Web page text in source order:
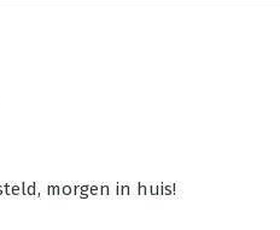
morgen in huis!